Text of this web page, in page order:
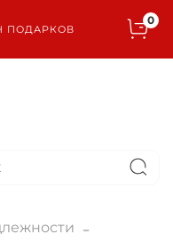
ПОДАРКОВ
0